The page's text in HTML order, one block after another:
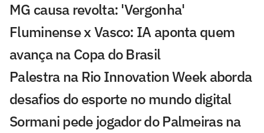
MG causa revolta: 'Vergonha'
Fluminense x Vasco: IA aponta quem
avança na Copa do Brasil
Palestra na Rio Innovation Week aborda
desafios do esporte no mundo digital
Sormani pede jogador do Palmeiras na